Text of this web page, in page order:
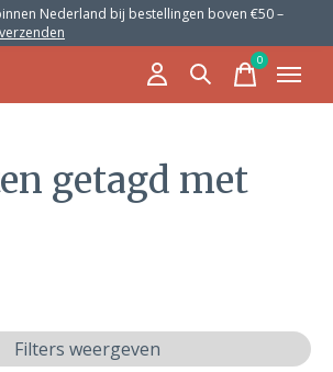
Nederland bij bestellingen boven €50 –
0items
getagd met
Filters weergeven